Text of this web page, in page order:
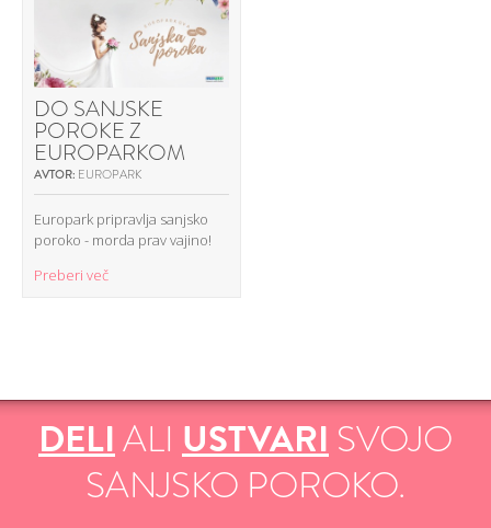
DO SANJSKE
POROKE Z
EUROPARKOM
AVTOR: EUROPARK
Europark pripravlja sanjsko
poroko - morda prav vajino!
Preberi več
DELIALI USTVARISVOJO
SANJSKO POROKO.